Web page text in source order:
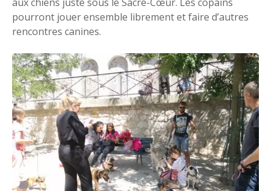
pourront jouer ensemble librement et faire d’autres
rencontres canines.